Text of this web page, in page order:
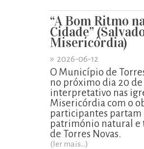
“A Bom Ritmo
Cidade”
Misericórdia)
» 2026-06-12
O Município de
no próximo dia 20
interpretativo nas
Misericórdia com o
participantes partam
património natural e
de Torres Novas.
(ler mais...)